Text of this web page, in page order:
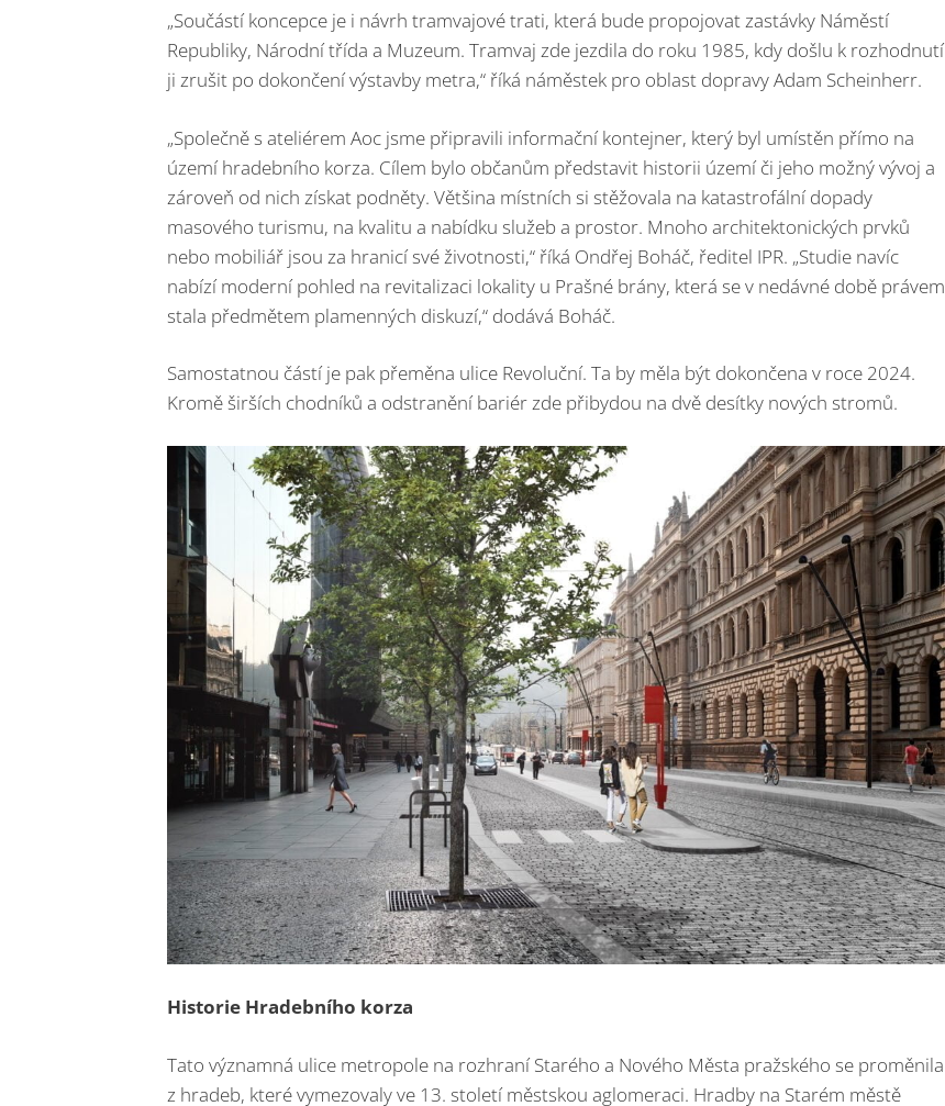
„Součástí koncepce je i návrh tramvajové trati, která bude propojovat zastávky Náměstí
Republiky, Národní třída a Muzeum. Tramvaj zde jezdila do roku 1985, kdy došlu k rozhodnutí
ji zrušit po dokončení výstavby metra,“ říká náměstek pro oblast dopravy Adam Scheinherr.
„Společně s ateliérem Aoc jsme připravili informační kontejner, který byl umístěn přímo na
území hradebního korza. Cílem bylo občanům představit historii území či jeho možný vývoj a
zároveň od nich získat podněty. Většina místních si stěžovala na katastrofální dopady
masového turismu, na kvalitu a nabídku služeb a prostor. Mnoho architektonických prvků
nebo mobiliář jsou za hranicí své životnosti,“ říká Ondřej Boháč, ředitel IPR. „Studie navíc
nabízí moderní pohled na revitalizaci lokality u Prašné brány, která se v nedávné době právem
stala předmětem plamenných diskuzí,“ dodává Boháč.
Samostatnou částí je pak přeměna ulice Revoluční. Ta by měla být dokončena v roce 2024.
Kromě širších chodníků a odstranění bariér zde přibydou na dvě desítky nových stromů.
Historie Hradebního korza
Tato významná ulice metropole na rozhraní Starého a Nového Města pražského se proměnila
z hradeb, které vymezovaly ve 13. století městskou aglomeraci. Hradby na Starém městě